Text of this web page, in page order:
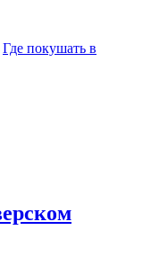
Где покушать в